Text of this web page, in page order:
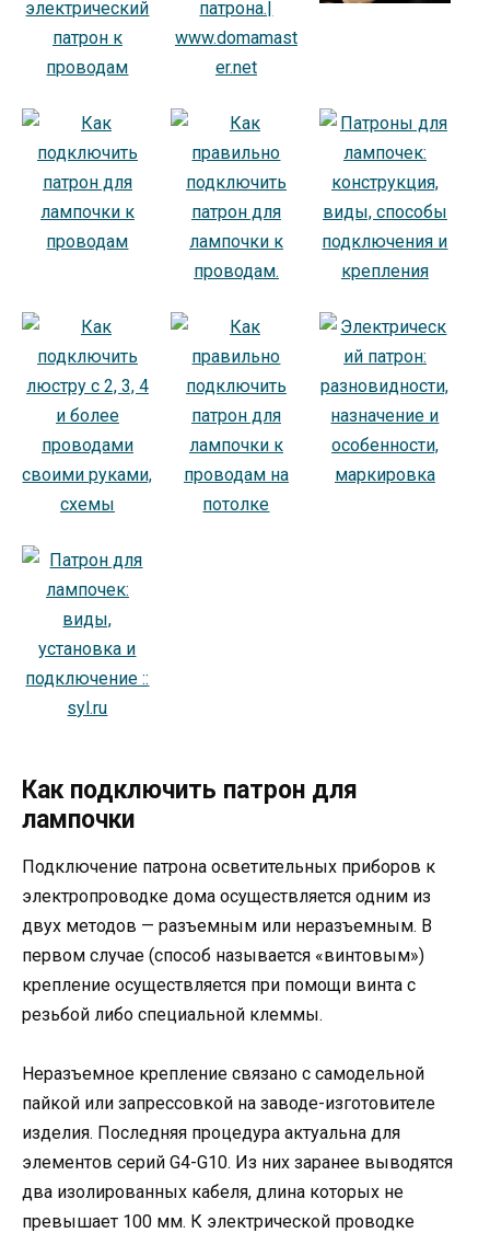
Как подключить патрон для
лампочки
Подключение патрона осветительных приборов к
электропроводке дома осуществляется одним из
двух методов — разъемным или неразъемным. В
первом случае (способ называется «винтовым»)
крепление осуществляется при помощи винта с
резьбой либо специальной клеммы.
Неразъемное крепление связано с самодельной
пайкой или запрессовкой на заводе-изготовителе
изделия. Последняя процедура актуальна для
элементов серий G4-G10. Из них заранее выводятся
два изолированных кабеля, длина которых не
превышает 100 мм. К электрической проводке